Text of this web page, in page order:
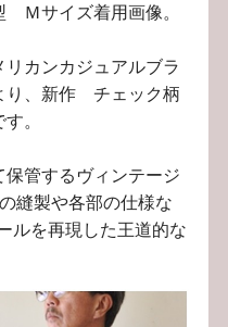
Ｍサイズ着用画像。
カンカジュアルブラ
り、新作 チェック柄
。
管するヴィンテージ
縫製や各部の仕様な
ルを再現した王道的な